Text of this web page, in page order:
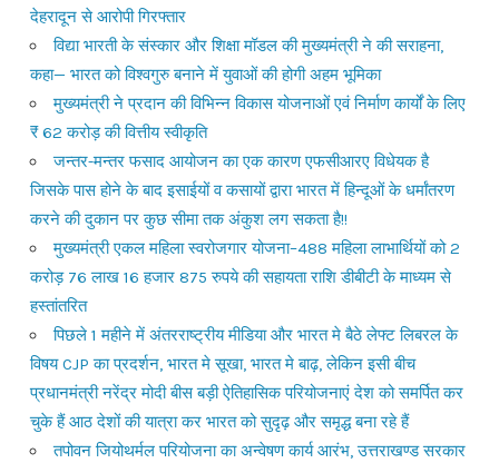
देहरादून से आरोपी गिरफ्तार
विद्या भारती के संस्कार और शिक्षा मॉडल की मुख्यमंत्री ने की सराहना,
कहा— भारत को विश्वगुरु बनाने में युवाओं की होगी अहम भूमिका
मुख्यमंत्री ने प्रदान की विभिन्न विकास योजनाओं एवं निर्माण कार्यों के लिए
₹ 62 करोड़ की वित्तीय स्वीकृति
जन्तर-मन्तर फसाद आयोजन का एक कारण एफसीआरए विधेयक है
जिसके पास होने के बाद इसाईयों व कसायों द्वारा भारत में हिन्दूओं के धर्मांतरण
करने की दुकान पर कुछ सीमा तक अंकुश लग सकता है!!
मुख्यमंत्री एकल महिला स्वरोजगार योजना–488 महिला लाभार्थियों को 2
करोड़ 76 लाख 16 हजार 875 रुपये की सहायता राशि डीबीटी के माध्यम से
हस्तांतरित
पिछले 1 महीने में अंतरराष्ट्रीय मीडिया और भारत मे बैठे लेफ्ट लिबरल के
विषय CJP का प्रदर्शन, भारत मे सूखा, भारत मे बाढ़, लेकिन इसी बीच
प्रधानमंत्री नरेंद्र मोदी बीस बड़ी ऐतिहासिक परियोजनाएं देश को समर्पित कर
चुके हैं आठ देशों की यात्रा कर भारत को सुदृढ़ और समृद्ध बना रहे हैं
तपोवन जियोथर्मल परियोजना का अन्वेषण कार्य आरंभ, उत्तराखण्ड सरकार